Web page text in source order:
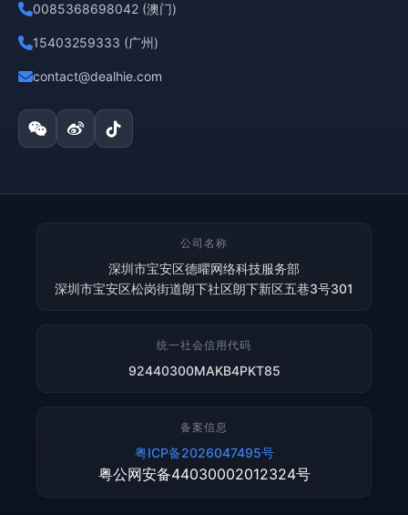
0085368698042 (澳门)
15403259333 (广州)
contact@dealhie.com
公司名称
深圳市宝安区德曜网络科技服务部
深圳市宝安区松岗街道朗下社区朗下新区五巷3号301
统一社会信用代码
92440300MAKB4PKT85
备案信息
粤ICP备2026047495号
粤公网安备44030002012324号